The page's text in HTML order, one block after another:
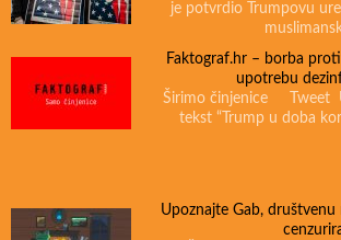
je potvrdio Trumpovu
Faktograf.hr – borba
upotrebu
Širimo činjenice Tweet
tekst “Trump u doba
Upoznajte Gab, društvenu